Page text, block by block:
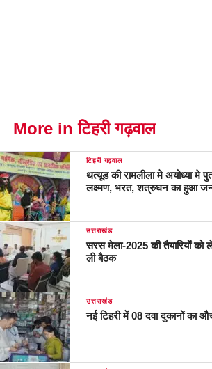
More in टिहरी गढ़वाल
टिहरी गढ़वाल
थत्यूड की रामलीला मे अयोध्या मे
लक्ष्मण, भरत, शत्रुघन का हुआ
उत्तराखंड
सरस मेला-2025 की तैयारियों को
ली बैठक
उत्तराखंड
नई टिहरी में 08 दवा दुकानों का